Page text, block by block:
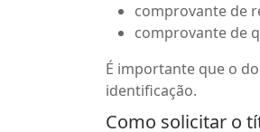
comprovante de
comprovante de
É importante que o
identificação.
Como solicitar o